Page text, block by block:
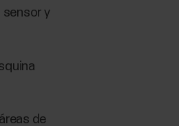
sensor y
de